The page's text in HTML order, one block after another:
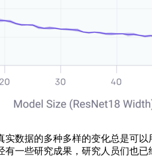
据的多种多样的变化总是可以
一些研究成果，研究人员们也已